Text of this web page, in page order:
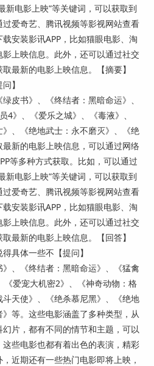
新电影上映”等关键词，可以获取到
爱奇艺、腾讯视频等影视网站查看
安装影讯APP，比如猫眼电影、淘
上映信息。此外，还可以通过社交
最新的电影上映信息。【摘要】
】
皮书》、《终结者：黑暗命运》、
4》、《爱乐之城》、《毒液》、
》、《绝地武士：永不磨灭》、《绝
新的电影上映信息，可以通过网络
等多种方式获取。比如，可以通过
新电影上映”等关键词，可以获取到
爱奇艺、腾讯视频等影视网站查看
安装影讯APP，比如猫眼电影、淘
上映信息。此外，还可以通过社交
最新的电影上映信息。【回答】
具体一些不【提问】
、《终结者：黑暗命运》、《猛禽
爱宠大机密2》、《神奇动物：格
天使》、《绝杀慕尼黑》、《绝地
等。这些电影涵盖了多种类型，从
片，都有不同的情节和主题，可以
些电影也都有着出色的表演，精彩
近期还有一些热门电影即将上映，